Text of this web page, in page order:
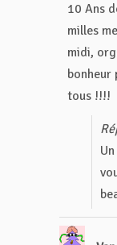
10 Ans
milles
midi,
bonheur
tous !!!!